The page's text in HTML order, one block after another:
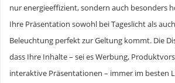
nur energieeffizient, sondern auch besonders
Ihre Präsentation sowohl bei Tageslicht als
Beleuchtung perfekt zur Geltung kommt. Die
dass Ihre Inhalte – sei es Werbung,
interaktive Präsentationen – immer im besten